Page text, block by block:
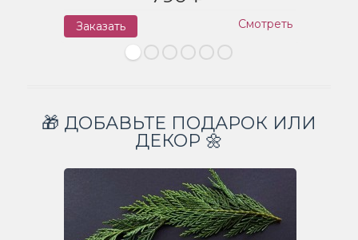
Заказать Смотреть
🎁 ДОБАВЬТЕ ПОДАРОК ИЛИ
ДЕКОР 🌼